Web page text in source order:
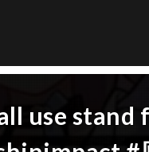
use stand